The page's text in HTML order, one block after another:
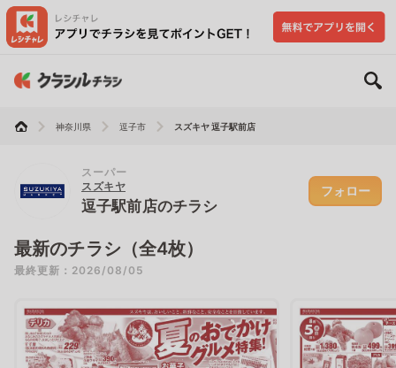
神奈川県 逗子市 スズキヤ 逗子駅前店
スーパー
スズキヤ
逗子駅前店のチラシ
フォロー
最新のチラシ（全4枚）
最終更新：2026/08/05